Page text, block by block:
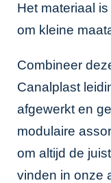
Het materiaal
om kleine
Combineer
Canalplast
afgewerkt en
modulaire
om altijd de
vinden in onze